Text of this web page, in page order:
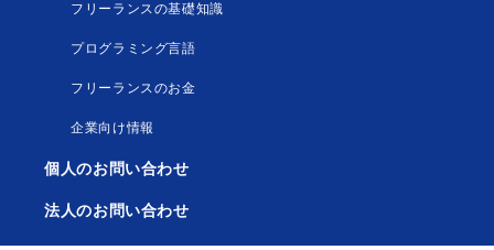
フリーランスの基礎知識
プログラミング言語
フリーランスのお金
企業向け情報
個人のお問い合わせ
法人のお問い合わせ